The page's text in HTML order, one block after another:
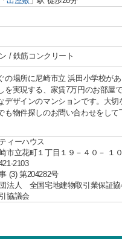
/ 鉄筋コンクリート
の場所に尼崎市立 浜田小学校が
を実現する、家賃7万円のお部屋
デザインのマンションです。大
も物件探しのお問い合わせをし
ィーハウス
市立花町１丁目１９－４０－ １
2103
(3) 第204282号
団法人 全国宅地建物取引業保証
協議会